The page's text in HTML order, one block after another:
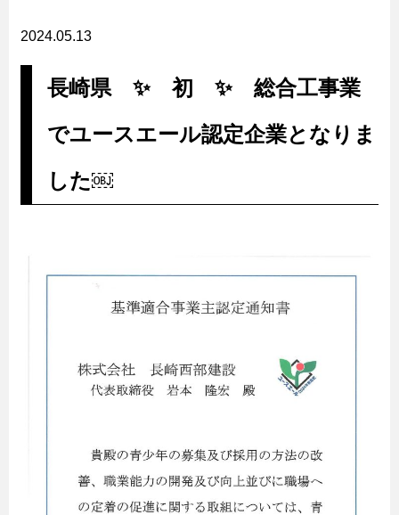
2024.05.13
長崎県 ✨ 初 ✨ 総合工事業
でユースエール認定企業となりま
した￼